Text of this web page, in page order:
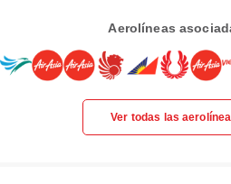
Aerolíneas
Ver todas las